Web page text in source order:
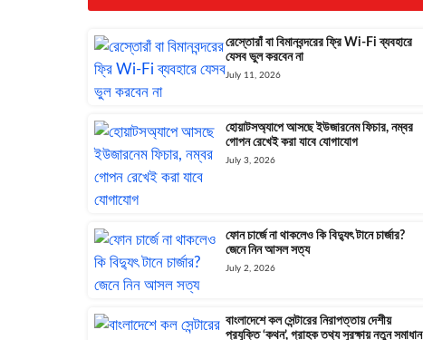
রেস্তোরাঁ বা বিমানবন্দরের ফ্রি Wi-Fi ব্যবহারে
যেসব ভুল করবেন না
July 11, 2026
হোয়াটসঅ্যাপে আসছে ইউজারনেম ফিচার, নম্বর
গোপন রেখেই করা যাবে যোগাযোগ
July 3, 2026
ফোন চার্জে না থাকলেও কি বিদ্যুৎ টানে চার্জার?
জেনে নিন আসল সত্য
July 2, 2026
বাংলাদেশে কল সেন্টারের নিরাপত্তায় দেশীয়
প্রযুক্তি ‘কথন’, গ্রাহক তথ্য সুরক্ষায় নতুন সমাধান